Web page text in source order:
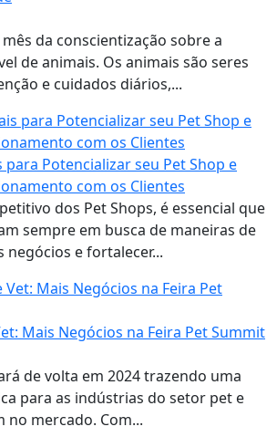
da conscientização sobre a
de animais. Os animais são seres
e cuidados diários,...
para Potencializar seu Pet Shop e
com os Clientes
dos Pet Shops, é essencial que
sempre em busca de maneiras de
negócios e fortalecer...
Mais Negócios na Feira Pet Summit
de volta em 2024 trazendo uma
para as indústrias do setor pet e
no mercado. Com...